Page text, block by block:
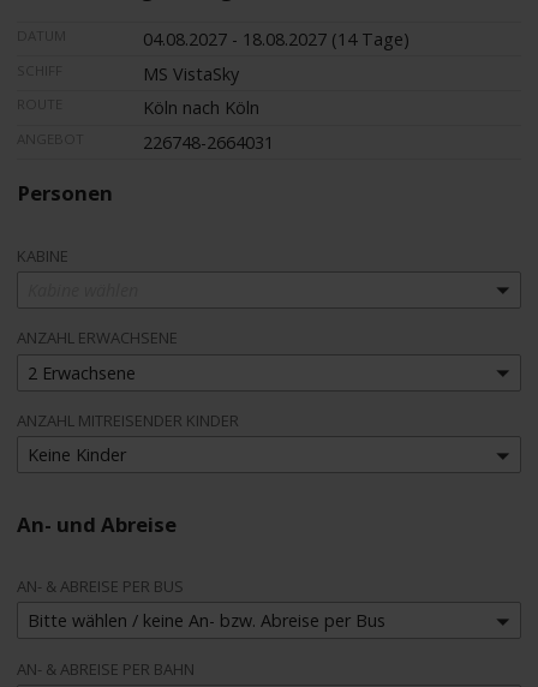
04.08.2027 - 18.08.2027 (14 Tage)
MS VistaSky
Köln nach Köln
226748-2664031
Personen
KABINE
ANZAHL ERWACHSENE
2 Erwachsene
ANZAHL MITREISENDER KINDER
Keine Kinder
An- und Abreise
AN- & ABREISE PER BUS
Bitte wählen / keine An- bzw. Abreise per Bus
AN- & ABREISE PER BAHN